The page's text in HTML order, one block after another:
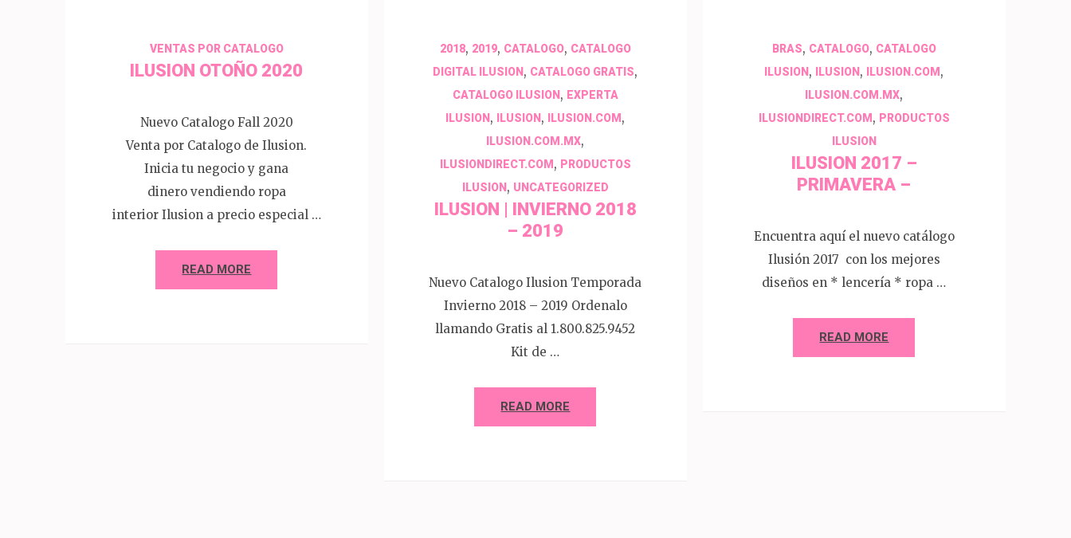
VENTAS POR CATALOGO
ILUSION OTOÑO 2020
Nuevo Catalogo Fall 2020
Venta por Catalogo de Ilusion.
Inicia tu negocio y gana
dinero vendiendo ropa
interior Ilusion a precio especial …
READ MORE
2018, 2019, CATALOGO, CATALOGO
DIGITAL ILUSION , CATALOGO GRATIS,
CATALOGO ILUSION, EXPERTA
ILUSION , ILUSION , ILUSION.COM ,
ILUSION.COM.MX,
ILUSIONDIRECT.COM , PRODUCTOS
ILUSION, UNCATEGORIZED
ILUSION | INVIERNO 2018
– 2019
Nuevo Catalogo Ilusion Temporada
Invierno 2018 – 2019 Ordenalo
llamando Gratis al 1.800.825.9452
Kit de …
READ MORE
BRAS, CATALOGO, CATALOGO
ILUSION , ILUSION , ILUSION.COM ,
ILUSION.COM.MX,
ILUSIONDIRECT.COM , PRODUCTOS
ILUSION
ILUSION 2017 –
PRIMAVERA –
Encuentra aquí el nuevo catálogo
Ilusión 2017 con los mejores
diseños en * lencería * ropa …
READ MORE